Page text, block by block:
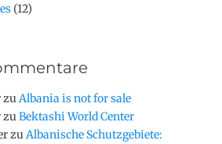
(12)
zuAlbania is not for sale
zuBektashi World Center
zuAlbanische Schutzgebiete: